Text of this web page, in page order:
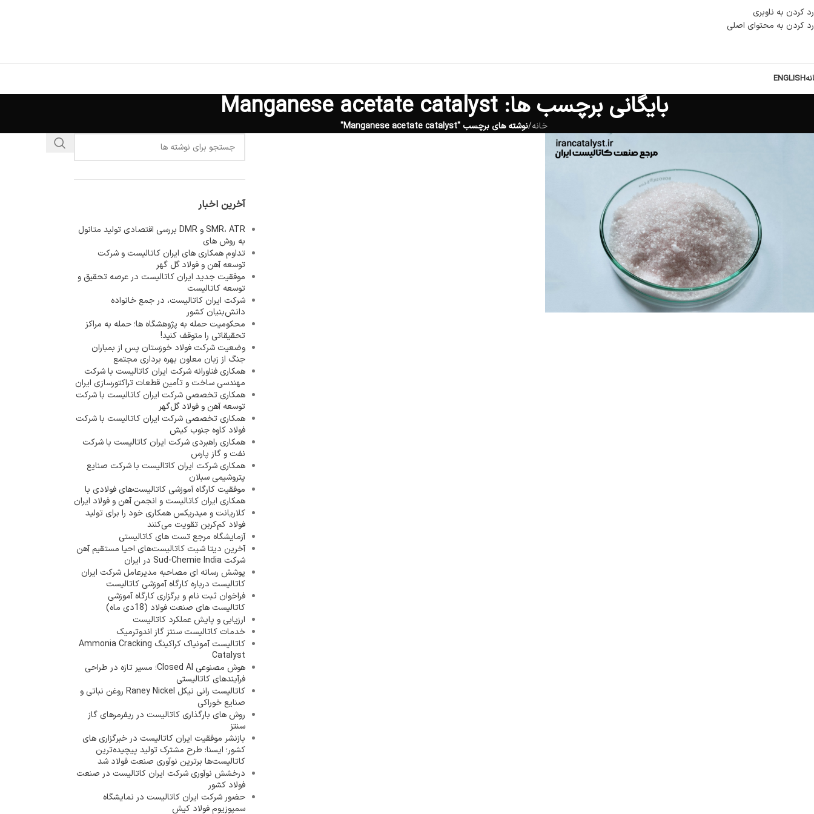
رد کردن به ناوبری
رد کردن به محتوای اصلی
ENGLISH
بایگانی برچسب ها: Manganese acetate catalyst
خانه/نوشته های برچسب "Manganese acetate catalyst"
آخرین اخبار
SMR، ATR و DMR بررسی اقتصادی تولید متانول
به روش های
تداوم همکاری های ایران کاتالیست و شرکت
توسعه آهن و فولاد گل گهر
موفقیت جدید ایران کاتالیست در عرصه تحقیق و
توسعه کاتالیست
شرکت ایران کاتالیست، در جمع خانواده
دانش‌بنیان کشور
محکومیت حمله به پژوهشگاه ها؛ حمله به مراکز
تحقیقاتی را متوقف کنید!
وضعیت شرکت فولاد خوزستان پس از بمباران
جنگ از زبان معاون بهره برداری مجتمع
همکاری فناورانه شرکت ایران کاتالیست با شرکت
مهندسی ساخت و تأمین قطعات تراکتورسازی ایران
همکاری تخصصی شرکت ایران کاتالیست با شرکت
توسعه آهن و فولاد گل‌گهر
همکاری تخصصی شرکت ایران کاتالیست با شرکت
فولاد کاوه جنوب کیش
همکاری راهبردی شرکت ایران کاتالیست با شرکت
نفت و گاز پارس
همکاری شرکت ایران کاتالیست با شرکت صنایع
پتروشیمی سبلان
موفقیت کارگاه آموزشی کاتالیست‌های فولادی با
همکاری ایران کاتالیست و انجمن آهن و فولاد ایران
کلاریانت و میدریکس همکاری خود را برای تولید
فولاد کم‌کربن تقویت می‌کنند
آزمایشگاه مرجع تست های کاتالیستی
آخرین دیتا شیت کاتالیست‌های احیا مستقیم آهن
شرکت Sud-Chemie India در ایران
پوشش رسانه ای مصاحبه مدیرعامل شرکت ایران
کاتالیست درباره کارگاه آموزشی کاتالیست
فراخوان ثبت نام و برگزاری کارگاه آموزشی
کاتالیست های صنعت فولاد (18دی ماه)
ارزیابی و پایش عملکرد کاتالیست
خدمات کاتالیست سنتز گاز اندوترمیک
کاتالیست آمونیاک کراکینگ Ammonia Cracking
Catalyst
هوش مصنوعی Closed AI؛ مسیر تازه در طراحی
فرآیندهای کاتالیستی
کاتالیست رانی نیکل Raney Nickel روغن نباتی و
صنایع خوراکی
روش های بارگذاری کاتالیست در ریفرمرهای گاز
سنتز
بازنشر موفقیت ایران کاتالیست در خبرگزاری های
کشور؛ ایسنا: طرح مشترک تولید پیچیده‌ترین
کاتالیست‌ها برترین نوآوری صنعت فولاد شد
درخشش نوآوری شرکت ایران کاتالیست در صنعت
فولاد کشور
حضور شرکت ایران کاتالیست در نمایشگاه
سمپوزیوم فولاد کیش